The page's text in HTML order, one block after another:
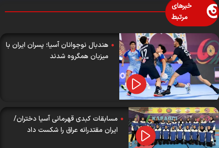
خبرهای
مرتبط
هندبال نوجوانان آسیا؛ پسران ایران با
میزبان همگروه شدند
مسابقات کبدی قهرمانی آسیا دختران/
ایران مقتدرانه عراق را شکست داد